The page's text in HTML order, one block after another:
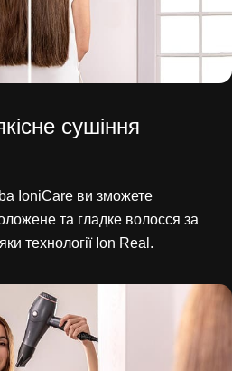
сушіння
IoniCare ви зможете
та гладке волосся за
технології Ion Real.